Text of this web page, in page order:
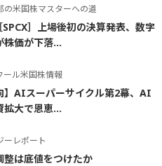
の米国株マスターへの道
SPCX］上場後初の決算発表、数字
株価が下落...
ール米国株情報
】AIスーパーサイクル第2幕、AI
拡大で恩恵...
ーレポート
整は底値をつけたか